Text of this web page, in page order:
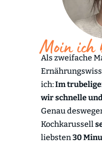
Moin ich
Als zweifache
ich:Im
wir schnelle
Genau
Kochkarussell
liebsten 30